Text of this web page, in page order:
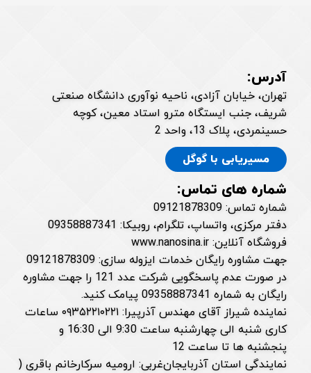
آدرس:
تهران، خیابان آزادی، ناحیه نوآوری دانشگاه صنعتی
شریف، جنب ایستگاه مترو استاد معین، کوچه
حسینمردی، پلاک 13، واحد 2
مسیریابی با گوگل
شماره های تماس:
شماره تماس: 09121878309
دفتر مرکزی، واتساپ، تلگرام، روبیکا: 09358887341
فروشگاه آنلاین: www.nanosina.ir
جهت مشاوره رایگان خدمات ایزوله سازی: 09121878309
در صورت عدم پاسخگویی شرکت عدد 121 را جهت مشاوره
رایگان به شماره 09358887341 پیامک کنید.
نماینده شیراز آقای مهندس آذرپیرا: ۰۹۳۵۲۲۱۰۲۲۱ ساعات
کاری شنبه الی چهارشنبه ساعت 9:30 الی 16:30 و
پنجشنبه ها تا ساعت 12
نمایندگی استان آذربایجان‌غربی: ارومیه سرکارخانم باقری (